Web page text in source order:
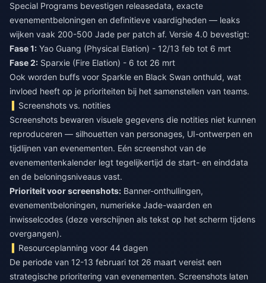
Special Programs bevestigen releasedata, exacte
evenementbeloningen en definitieve vaardigheden — leaks
wijken vaak 200-500 Jade per patch af. Versie 4.0 bevestigt:
Fase 1: Yao Guang (Physical Elation) - 12/13 feb tot 6 mrt
Fase 2: Sparxie (Fire Elation) - 6 tot 26 mrt
Ook worden buffs voor Sparkle en Black Swan onthuld, wat
invloed heeft op je prioriteiten bij het samenstellen van teams.
Screenshots vs. notities
Screenshots bewaren visuele gegevens die notities niet kunnen
reproduceren — silhouetten van personages, UI-ontwerpen en
tijdlijnen van evenementen. Eén screenshot van de
evenementenkalender legt tegelijkertijd de start- en einddata
en de beloningsniveaus vast.
Prioriteit voor screenshots: Banner-onthullingen,
evenementbeloningen, numerieke Jade-waarden en
inwisselcodes (deze verschijnen als tekst op het scherm tijdens
overgangen).
Resourceplanning voor 44 dagen
De periode van 12-13 februari tot 26 maart vereist een
strategische prioritering van evenementen. Screenshots laten